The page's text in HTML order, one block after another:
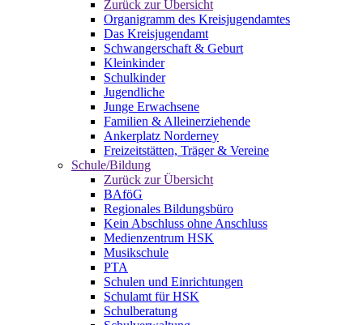
Zurück zur Übersicht
Organigramm des Kreisjugendamtes
Das Kreisjugendamt
Schwangerschaft & Geburt
Kleinkinder
Schulkinder
Jugendliche
Junge Erwachsene
Familien & Alleinerziehende
Ankerplatz Norderney
Freizeitstätten, Träger & Vereine
Schule/Bildung
Zurück zur Übersicht
BAföG
Regionales Bildungsbüro
Kein Abschluss ohne Anschluss
Medienzentrum HSK
Musikschule
PTA
Schulen und Einrichtungen
Schulamt für HSK
Schulberatung